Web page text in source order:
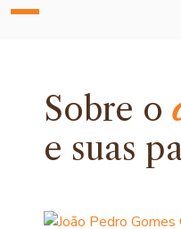
Sobre o
e suas